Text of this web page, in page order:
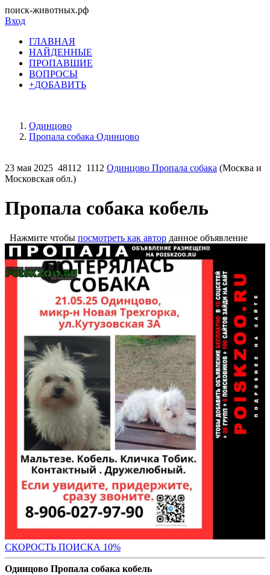
поиск-животных.рф
Вход
ГЛАВНАЯ
НАЙДЕННЫЕ
ПРОПАВШИЕ
ВОПРОСЫ
+ДОБАВИТЬ
Одинцово
Пропала собака Одинцово
23 мая 2025 48112 1112 Одинцово Пропала собака (Москва и
Московская обл.)
Пропала собака кобель
Нажмите чтобы посмотреть как автор данное объявление
СКОРОСТЬ ПОИСКА 10%
Одинцово Пропала собака кобель